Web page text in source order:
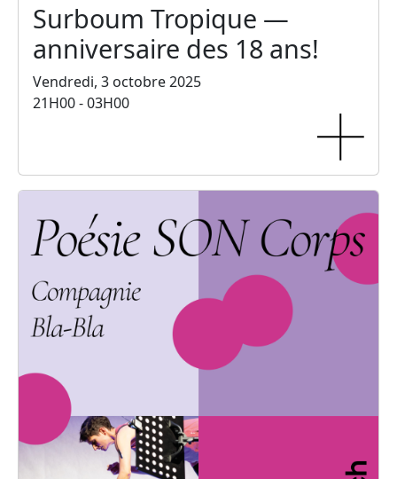
Surboum Tropique —
anniversaire des 18 ans!
Vendredi, 3 octobre 2025
21H00 - 03H00